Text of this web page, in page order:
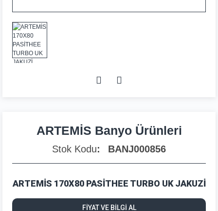
ARTEMİS Banyo Ürünleri
Stok Kodu BANJ000856
ARTEMİS 170X80 PASİTHEE TURBO UK JAKUZİ
FİYAT VE BİLGİ AL